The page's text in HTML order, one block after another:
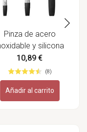
Pinza de acero
y silicona
Tango - Lurch
10,89 €
(8)
Añadir al carrito